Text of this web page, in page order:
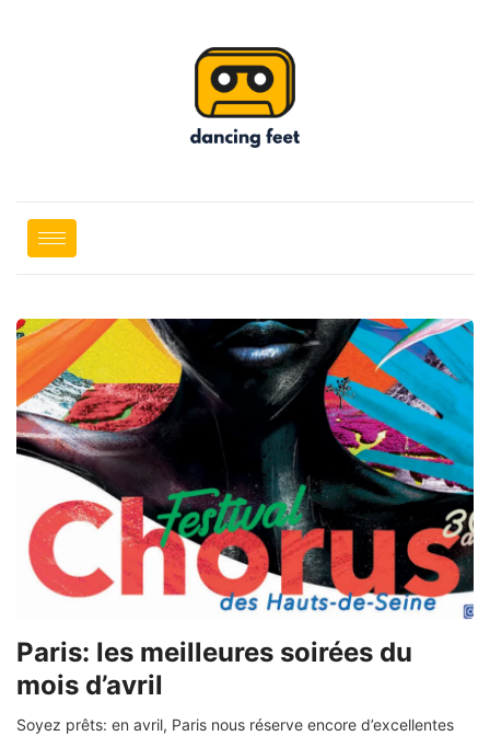
Paris: les meilleures soirées du
mois d’avril
Soyez prêts: en avril, Paris nous réserve encore d’excellentes